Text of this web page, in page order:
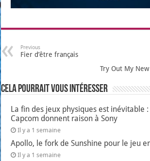
Previous
Fier d’être français
Try Out My
Cela pourrait vous intéresser
La fin des jeux physiques est inévitable
Capcom donnent raison à Sony
Il y a 1 semaine
Apollo, le fork de Sunshine pour le jeu
Il y a 1 semaine